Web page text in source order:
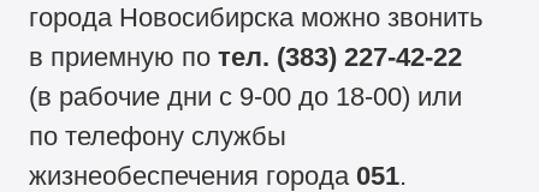
города Новосибирска можно звонить
в приемную потел. (383) 227-42-22
(в рабочие дни с 9-00 до 18-00) или
по телефону службы
жизнеобеспечения города 051.